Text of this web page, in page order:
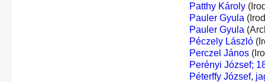
Patthy Károly
Pauler Gyula
Pauler Gyula
Péczely László
Perczel János
Perényi József;
Péterffy József,